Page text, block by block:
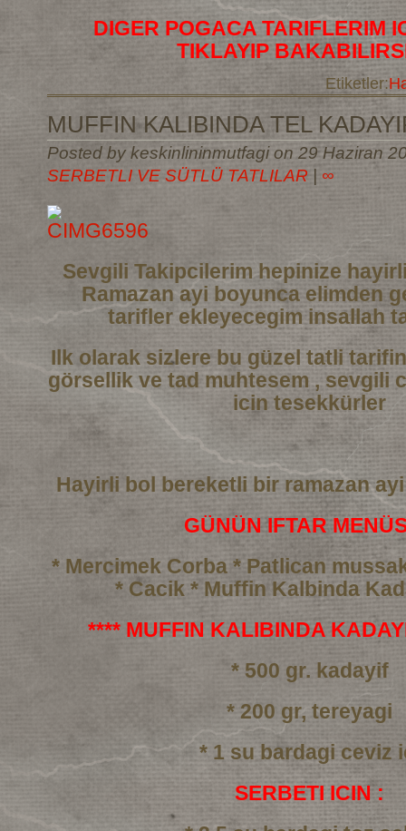
DIGER POGACA TARIFLERIM
TIKLAYIP
Etiketler:
MUFFIN KALIBINDA TEL
Posted by keskinlininmutfagi on 29 Haziran
SERBETLI VE SÜTLÜ TATLILAR
∞
Sevgili Takipcilerim hepinize
Ramazan ayi boyunca elimden
tarifler ekleyecegim insallah
Ilk olarak sizlere bu güzel tatli
görsellik ve tad muhtesem , sevgili
icin tesekkürler
Hayirli bol bereketli bir ramazan
GÜNÜN IFTAR
* Mercimek Corba * Patlican
* Cacik* Muffin Kalbinda
**** MUFFIN KALIBINDA
* 500 gr. kadayif
* 200 gr, tereyagi
* 1 su bardagi ceviz
SERBETI ICIN :